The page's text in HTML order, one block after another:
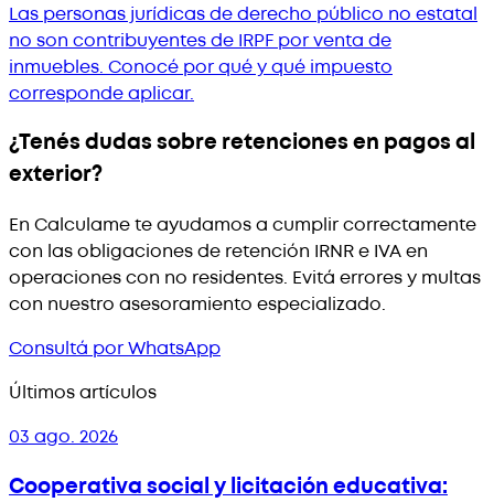
Las personas jurídicas de derecho público no estatal
no son contribuyentes de IRPF por venta de
inmuebles. Conocé por qué y qué impuesto
corresponde aplicar.
¿Tenés dudas sobre retenciones en pagos al
exterior?
En Calculame te ayudamos a cumplir correctamente
con las obligaciones de retención IRNR e IVA en
operaciones con no residentes. Evitá errores y multas
con nuestro asesoramiento especializado.
Consultá por WhatsApp
Últimos artículos
03 ago. 2026
Cooperativa social y licitación educativa: